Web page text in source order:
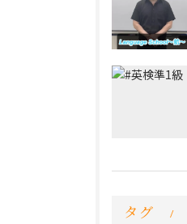
タグ